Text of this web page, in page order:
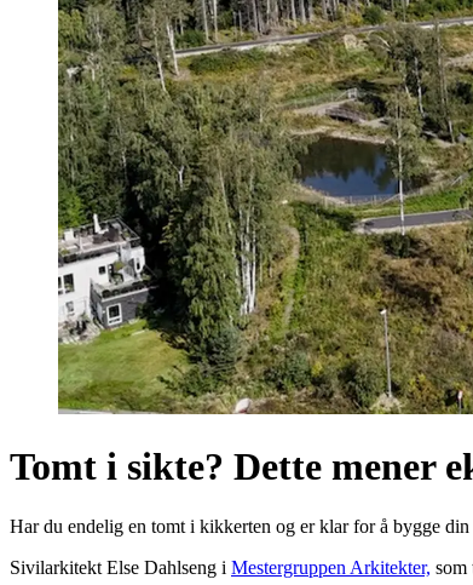
Tomt i sikte? Dette mener
Har du endelig en tomt i kikkerten og er klar for å bygge
Sivilarkitekt Else Dahlseng i Mestergruppen Arkitekter, som